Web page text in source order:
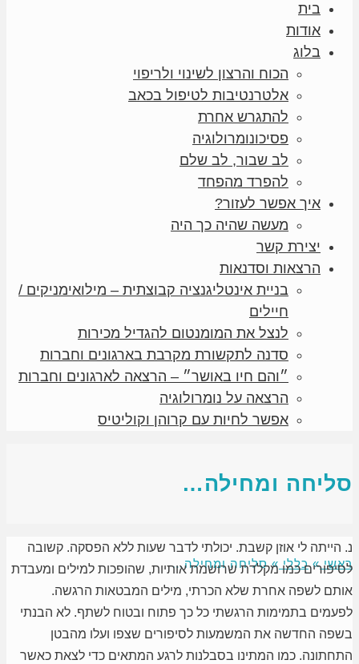
בית
אודות
בלוג
הכוח והרצון לשינוי ולריפוי
אלטרנטיבות לטיפול בכאב
להתגרש אחרת
פסיכונומרולוגיה
לב שבור, לב שלם
להפרד מהפחד
איך אפשר לעזור?
מעשה שהיה כך היה
יצירת קשר
הרצאות וסדנאות
בניית אינטליגנציה קבוצתית – מילואימניקים /
חיילים
לנצל את המומנטום להגדיל מכירות
סדנה לתקשורת מקרבת בארגונים וחברות
״והם חיו באושר״ – הרצאה לארגונים וחברות
הרצאה על נומרולוגיה
אפשר לחיות עם קרוהן וקוליטיס
סליחה ומחילה…
ראשי » כללי » סליחה ומחילה…
נ. הייתה לי אוזן קשבת. יכולתי לדבר שעות ללא הפסקה. קשובה
לסיפורים כמו מקלדת שרושמת אותיות, שהופכות למילים ומעבדת
אותם לשפה אחרת שלא הכרתי, מילים המבטאות הרגשה.
לפעמים בתמימות הרגשתי כל כך פתוח ובטוח לשתף. לא הבנתי
בשפה החדשה את המשמעות לסיפורים שצפו ועלו מהבטן
התחתונה. כמו המתינו בסבלנות לרגע המתאים כדי לצאת כאשר